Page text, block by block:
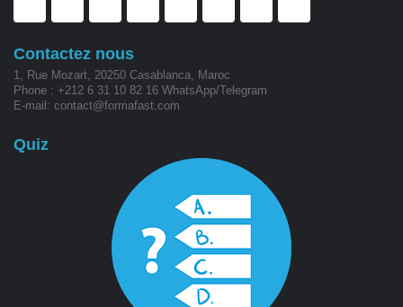
Contactez nous
1, Rue Mozart, 20250 Casablanca, Maroc
Phone : +212 6 31 10 82 16 WhatsApp/Telegram
E-mail: contact@formafast.com
Quiz